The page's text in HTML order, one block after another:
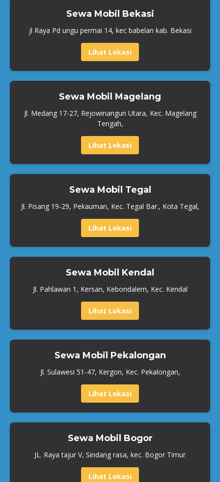
Sewa Mobil Bekasi
jl Raya Pd ungu permai 14, kec babelan kab. Bekasi
Lihat Lokasi
Sewa Mobil Magelang
Jl. Medang 17-27, Rejowinangun Utara, Kec. Magelang
Tengah,
Lihat Lokasi
Sewa Mobil Tegal
Jl. Pisang 19-29, Pekauman, Kec. Tegal Bar., Kota Tegal,
Lihat Lokasi
Sewa Mobil Kendal
Jl. Pahlawan 1, Kersan, Kebondalem, Kec. Kendal
Lihat Lokasi
Sewa Mobil Pekalongan
Jl. Sulawesi 51-47, Kergon, Kec. Pekalongan,
Lihat Lokasi
Sewa Mobil Bogor
JL. Raya tajur V, Sindang rasa, kec. Bogor Timur
Lihat Lokasi